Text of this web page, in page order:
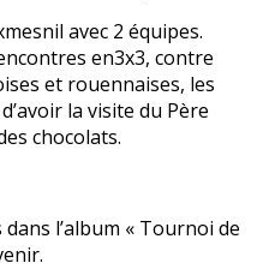
avec 2 équipes.
en3x3, contre
et rouennaises, les
la visite du Père
chocolats.
l’album « Tournoi de